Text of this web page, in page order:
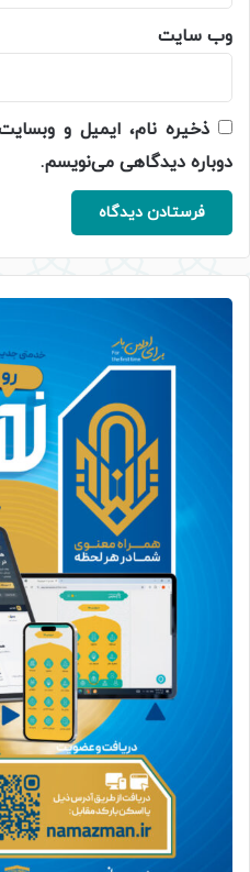
وب‌ سایت
ذخیره نام، ایمیل و
دوباره دیدگاهی می‌نویسم.